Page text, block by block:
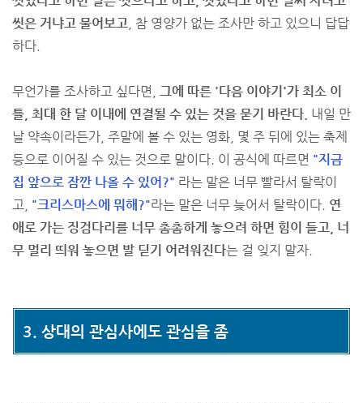
씻은 거냐고 물어보고 , 참 영양가 없는 조사만 하고 있으니 답답
하다.
무언가를 조사하고 싶다면, 그에 따른 '다음 이야기'가 최소 이
틀, 최대 한 달 이내에 연결될 수 있는 것을 묻기 바란다. 내일 만
날 약속이라든가, 주말에 볼 수 있는 영화, 몇 주 뒤에 있는 축제
등으로 이어질 수 있는 것으로 말이다. 이 공식에 따르면 "지금
집 앞으로 잠깐 나올 수 있어?" 라는 말은 너무 빨라서 탈락이
고, "크리스마스에 뭐해?"라는 말은 너무 늦어서 탈락이다. 연
애로 가는 징검다리를 너무 촘촘하게 놓으려 하면 힘이 들고, 너
무 멀리 띄워 놓으면 발 딛기 어려워진다는 걸 잊지 말자.
3. 상대의 관심사에도 관심을 좀